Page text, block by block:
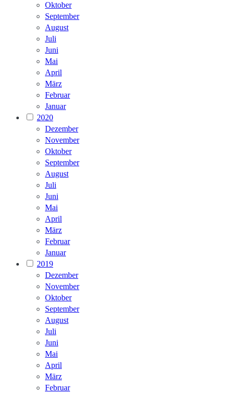
Oktober
September
August
Juli
Juni
Mai
April
März
Februar
Januar
2020
Dezember
November
Oktober
September
August
Juli
Juni
Mai
April
März
Februar
Januar
2019
Dezember
November
Oktober
September
August
Juli
Juni
Mai
April
März
Februar